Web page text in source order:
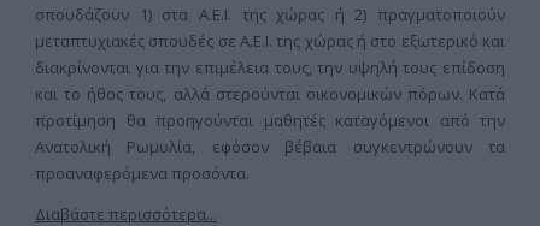
σπουδάζουν 1) στα Α.Ε.Ι. της χώρας ή 2) πραγματοποιούν
μεταπτυχιακές σπουδές σε Α.Ε.Ι. της χώρας ή στο εξωτερικό και
διακρίνονται για την επιμέλεια τους, την υψηλή τους επίδοση
και το ήθος τους, αλλά στερούνται οικονομικών πόρων. Κατά
προτίμηση θα προηγούνται μαθητές καταγόμενοι από την
Ανατολική Ρωμυλία, εφόσον βέβαια συγκεντρώνουν τα
προαναφερόμενα προσόντα.
Διαβάστε περισσότερα...